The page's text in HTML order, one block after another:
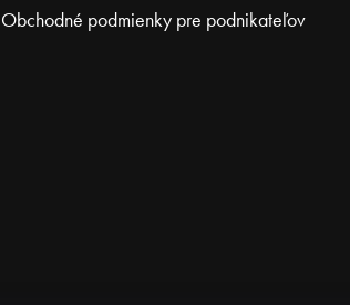
Obchodné podmienky pre podnikateľov